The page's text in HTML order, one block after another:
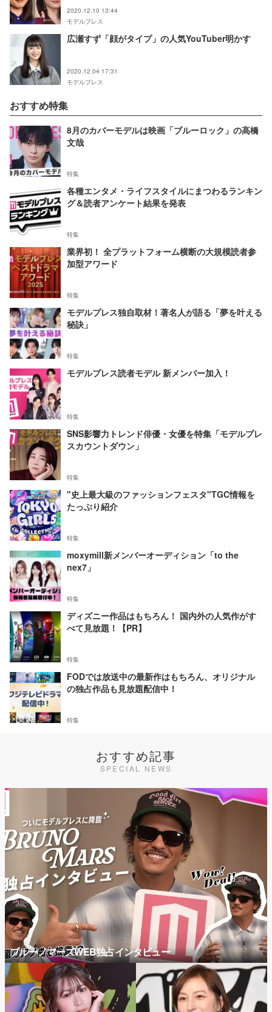
2020.12.10 13:44
モデルプレス
広瀬すず「顔がタイプ」の人気YouTuber明かす
2020.12.04 17:31
モデルプレス
おすすめ特集
8月のカバーモデルは映画「ブルーロック」の高橋
文哉
特集
各種エンタメ・ライフスタイルにまつわるランキン
グ＆読者アンケート結果を発表
特集
業界初！ 全プラットフォーム横断の大規模読者参
加型アワード
特集
モデルプレス独自取材！著名人が語る「夢を叶える
秘訣」
特集
モデルプレス読者モデル 新メンバー加入！
特集
SNS影響力トレンド俳優・女優を特集「モデルプレ
スカウントダウン」
特集
"史上最大級のファッションフェスタ"TGC情報を
たっぷり紹介
特集
moxymill新メンバーオーディション「to the
nex7」
特集
ディズニー作品はもちろん！ 国内外の人気作がす
べて見放題！【PR】
特集
FODでは放送中の最新作はもちろん、オリジナル
の独占作品も見放題配信中！
特集
おすすめ記事
SPECIAL NEWS
ブルーノマーズWEB独占インタビュー